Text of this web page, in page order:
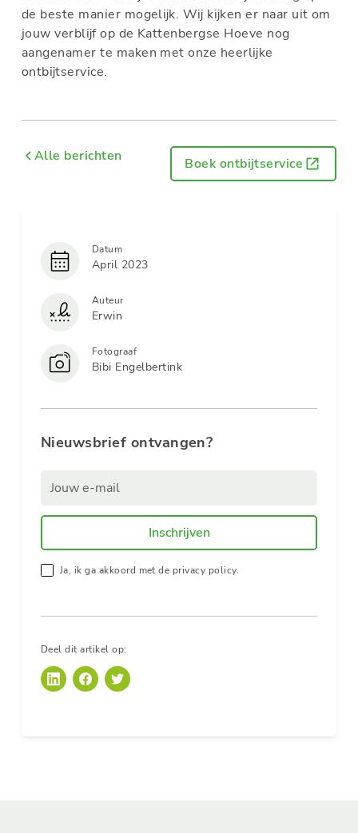
de beste manier mogelijk. Wij kijken er naar uit om
jouw verblijf op de Kattenbergse Hoeve nog
aangenamer te maken met onze heerlijke
ontbijtservice.
Alle berichten Boek ontbijtservice
Datum
April 2023
Auteur
Erwin
Fotograaf
Bibi Engelbertink
Nieuwsbrief ontvangen?
Ja, ik ga akkoord met de privacy policy.
Deel dit artikel op: